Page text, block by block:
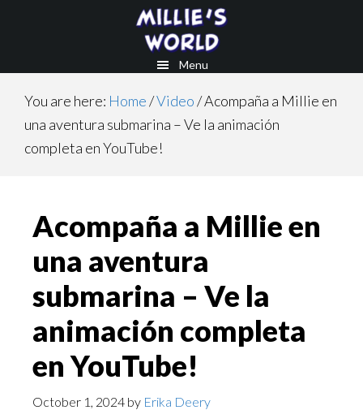
Menu
You are here: Home/Video/Acompaña a Millie en
una aventura submarina – Ve la animación
completa en YouTube!
Acompaña a Millie en
una aventura
submarina – Ve la
animación completa
en YouTube!
October 1, 2024 by Erika Deery